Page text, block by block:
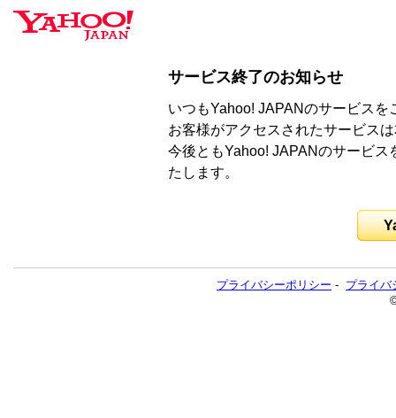
サービス終了のお知らせ
いつもYahoo! JAPANのサービス
お客様がアクセスされたサービス
今後ともYahoo! JAPANのサービ
たします。
プライバシーポリシー - プライバ